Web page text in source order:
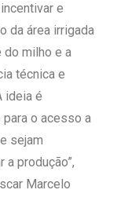
e
da área irrigada
do milho e a
técnica e
ideia é
o acesso a
sejam
produção”,
Marcelo